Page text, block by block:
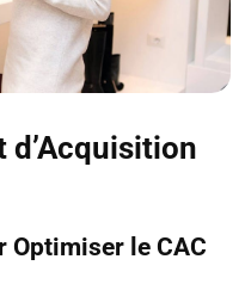
d’Acquisition
Optimiser le CAC